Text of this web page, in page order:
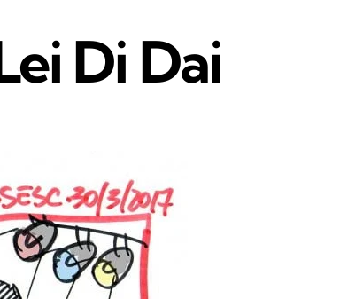
Di Dai